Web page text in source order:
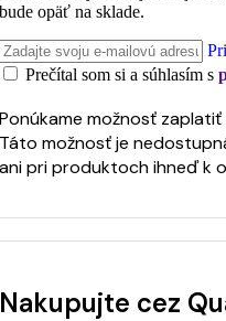
bude opäť na sklade.
Prečítal som si a súhlasím s
Ponúkame možnosť
Táto možnosť je
ani pri produktoch ihneď k
Nakupujte cez